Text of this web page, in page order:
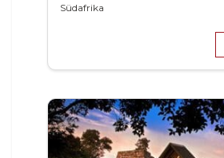
Südafrika